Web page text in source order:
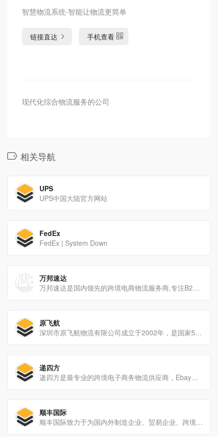
智慧物流系统-智能让物流更简单
链接直达 手机查看
现代化综合物流服务的公司
相关导航
UPS
UPS中国大陆官方网站
FedEx
FedEx | System Down
万邦速达
万邦速达是国内领先的跨境电商物流服务商,专注B2C包裹直发解决方案,欧美专线,FBA头程,国际小包专线,英国专线,法国专线,德国专线,美国专线、B2B海外头程运输、敏感产品特殊物流解决方案,海外退货处理等服务。
原飞航
深圳市原飞航物流有限公司成立于2002年，是国家5A级、深圳市重点物流企业。历经20余年的发展和沉淀，已形成以国内快运、港澳台专线、整车运输、国际快递、国际小包、国际专线、国际空运、国际海运为核心业务的大型综合性物流企业。
递四方
递四方是最专业的跨境电子商务物流供应商，Ebay，PayPal全球合作伙伴，提供超值的国际快递、平邮挂号与海外仓储等服务；递四方速递的核心产品包括全球仓储订单履约服务-FB4，全球邮件直送服务-联邮通，4PX全球速递专线和GRS全球退货服务。
顺丰国际
顺丰国际致力于为国内外制造企业、贸易企业、跨境电商、以及消费者，提供便捷可靠的国际快递、物流及供应链解决方案